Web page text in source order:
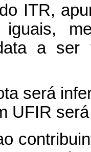
ITR,
a ser
será
UFIR